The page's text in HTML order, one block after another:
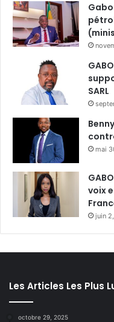
SARL
mai
voix
juin
Les Articles Les Plus
octobre 29, 2025